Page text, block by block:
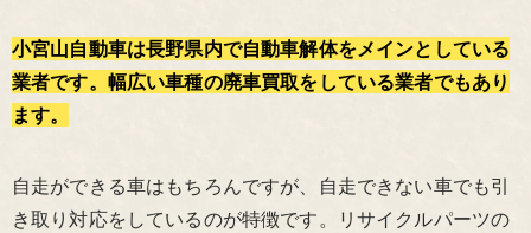
小宮山自動車は長野県内で自動車解体をメインとしている
業者です。幅広い車種の廃車買取をしている業者でもあり
ます。
自走ができる車はもちろんですが、自走できない車でも引
き取り対応をしているのが特徴です。リサイクルパーツの